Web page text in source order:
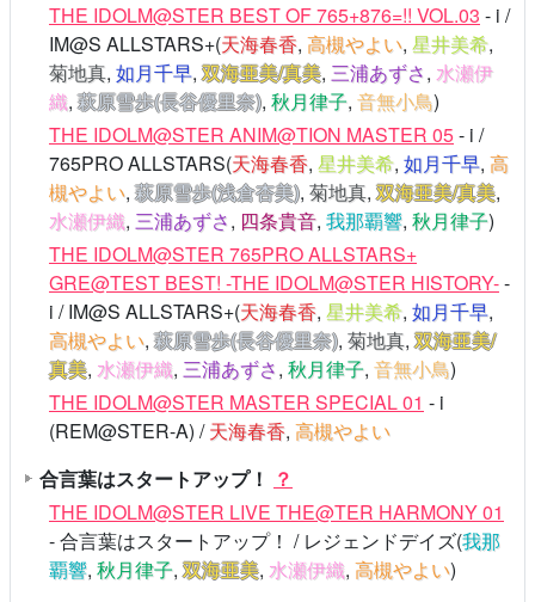
THE IDOLM@STER BEST OF 765+876=!! VOL.03 - i /
IM@S ALLSTARS+(天海春香, 高槻やよい, 星井美希,
菊地真, 如月千早,双海亜美/真美, 三浦あずさ, 水瀬伊
織,萩原雪歩(長谷優里奈), 秋月律子, 音無小鳥)
THE IDOLM@STER ANIM@TION MASTER 05- i /
765PRO ALLSTARS(天海春香, 星井美希, 如月千早, 高
槻やよい,萩原雪歩(浅倉杏美), 菊地真,双海亜美/真美,
水瀬伊織, 三浦あずさ, 四条貴音, 我那覇響, 秋月律子)
THE IDOLM@STER 765PRO ALLSTARS+
GRE@TEST BEST! -THE IDOLM@STER HISTORY--
i / IM@S ALLSTARS+(天海春香, 星井美希, 如月千早,
高槻やよい,萩原雪歩(長谷優里奈), 菊地真,双海亜美/
真美, 水瀬伊織, 三浦あずさ, 秋月律子, 音無小鳥)
THE IDOLM@STER MASTER SPECIAL 01 - i
(REM@STER-A) /天海春香, 高槻やよい
合言葉はスタートアップ！
？
THE IDOLM@STER LIVE THE@TER HARMONY 01
- 合言葉はスタートアップ！ / レジェンドデイズ(我那
覇響, 秋月律子,双海亜美, 水瀬伊織, 高槻やよい)